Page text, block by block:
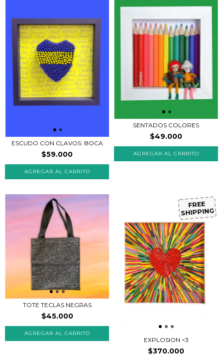
ESCUDO CON CLAVOS: BOCA
$59.000
SENTADOS COLORES
$49.000
AGREGAR AL CARRITO
TOTE TECLAS NEGRAS
$45.000
FREE
SHIPPING
EXPLOSION <3
$370.000